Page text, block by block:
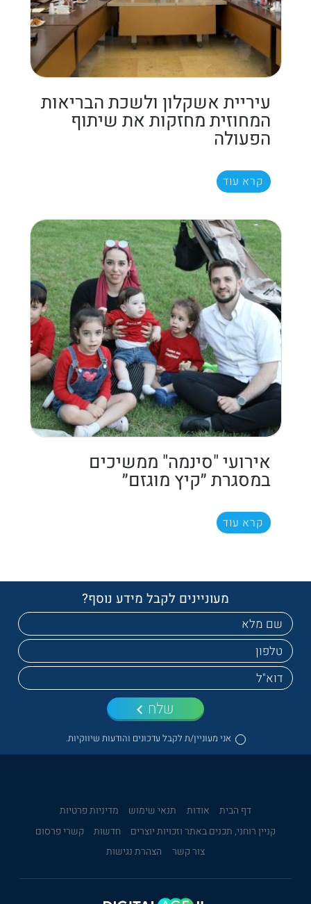
עיריית אשקלון ולשכת הבריאות
המחוזית מחזקות את שיתוף
הפעולה
קרא עוד
אירועי "סינמה" ממשיכים
במסגרת ״קיץ מוגזם״
קרא עוד
מעוניינים לקבל מידע נוסף?
אני מעוניין/ת לקבל עדכונים והודעות שיווקיות.
שלח
דף הבית אודות תנאי שימוש
מדיניות פרטיות
קניין רוחני, תכנים באתר וזכויות יוצרים
חדשות
קשרי פרסום
צור קשר
הצהרת נגישות